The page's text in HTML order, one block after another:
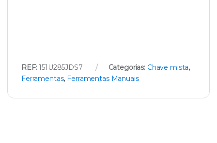
REF:151U285JDS7 Categorias: Chave mista,
Ferramentas, Ferramentas Manuais